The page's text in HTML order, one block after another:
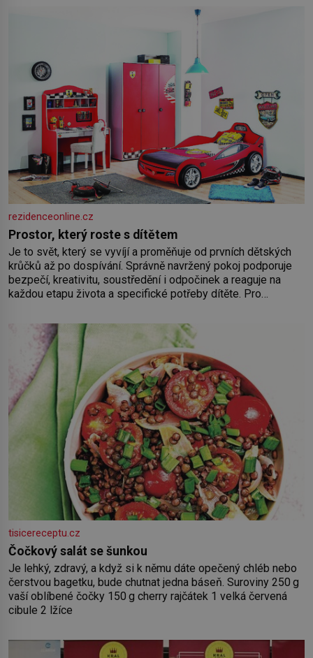
rezidenceonline.cz
Prostor, který roste s dítětem
Je to svět, který se vyvíjí a proměňuje od prvních dětských
krůčků až po dospívání. Správně navržený pokoj podporuje
bezpečí, kreativitu, soustředění i odpočinek a reaguje na
každou etapu života a specifické potřeby dítěte. Pro
by pokoj miminka měl působit především klidně a útulně.
Předškolní věk je
tisicereceptu.cz
Čočkový salát se šunkou
Je lehký, zdravý, a když si k němu dáte opečený chléb nebo
čerstvou bagetku, bude chutnat jedna báseň. Suroviny 250 g
vaší oblíbené čočky 150 g cherry rajčátek 1 velká červená
cibule 2 lžíce